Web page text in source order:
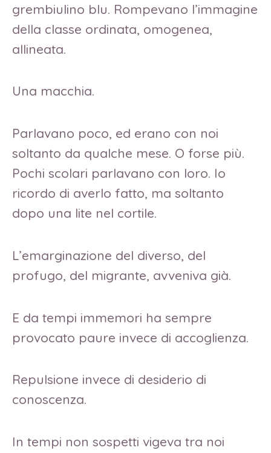
grembiulino blu. Rompevano l’immagine
della classe ordinata, omogenea,
allineata.
Una macchia.
Parlavano poco, ed erano con noi
soltanto da qualche mese. O forse più.
Pochi scolari parlavano con loro. Io
ricordo di averlo fatto, ma soltanto
dopo una lite nel cortile.
L’emarginazione del diverso, del
profugo, del migrante, avveniva già.
E da tempi immemori ha sempre
provocato paure invece di accoglienza.
Repulsione invece di desiderio di
conoscenza.
In tempi non sospetti vigeva tra noi